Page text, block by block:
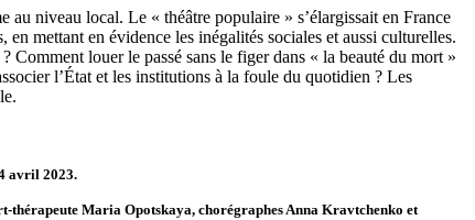
niveau local. Le « théâtre populaire » s’élargissait en France
mettant en évidence les inégalités sociales et aussi culturelles.
louer le passé sans le figer dans « la beauté du mort »
l’État et les institutions à la foule du quotidien ? Les
avril 2023.
Maria Opotskaya, chorégraphes Anna Kravtchenko et